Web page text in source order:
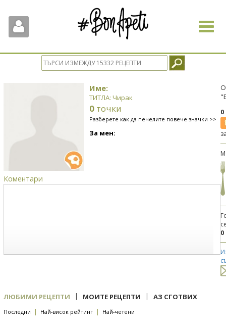
Toggle
Име:
ТИТЛА: Чирак
0 точки
Разберете как да печелите повече значки >>
За мен:
Коментари
0
ЛЮБИМИ РЕЦЕПТИ | МОИТЕ РЕЦЕПТИ | АЗ СГОТВИХ
Последни | Най-висок рейтинг | Най-четени